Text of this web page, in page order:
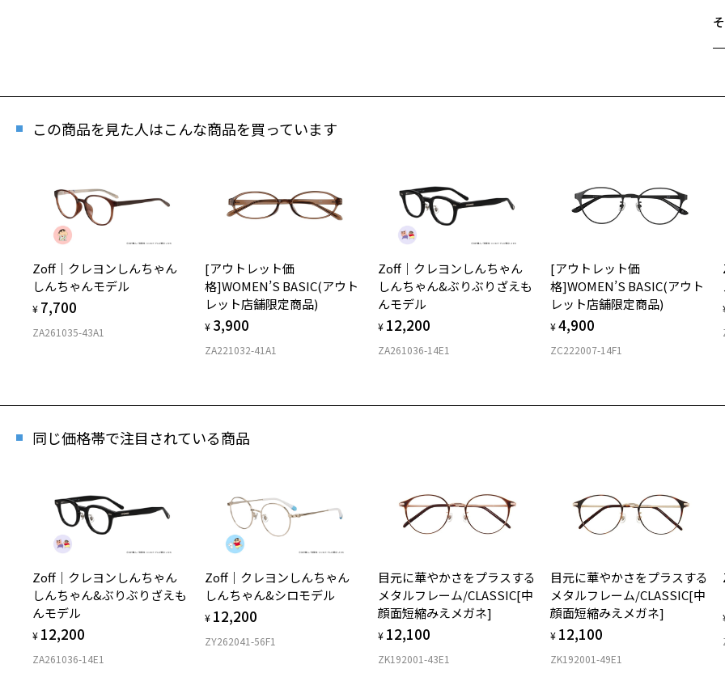
商品詳細ページへ
「再入荷お知らせメール」はZoffオンラインストア会員さまのみ対象となります。
軽さと機能性を兼ね備えた1本/FLIP UP(跳ね上げ式メガネ)
※商品が再入荷された際にメールでお知らせします。
※本サービスは商品の購入をお約束するものではありません。
※「再入荷お知らせメール」はZoffオンラインストアで取り扱っている商品が対象となります。
※人気商品に関しては、メール配信後、即完売する場合がございます。
この商品を見た人はこんな商品を買っています
Zoff｜クレヨンしんちゃん
しんちゃんモデル
¥ 7,700
ZA261035-43A1
[アウトレット価
格]WOMEN’S BASIC(アウト
レット店舗限定商品)
¥ 3,900
ZA221032-41A1
Zoff｜クレヨンしんちゃん
しんちゃん&ぶりぶりざえも
んモデル
¥ 12,200
ZA261036-14E1
[アウトレット価
格]WOMEN’S BASIC(アウト
レット店舗限定商品)
¥4,900
ZC222007-14F1
同じ価格帯で注目されている商品
Zoff｜クレヨンしんちゃん
しんちゃん&ぶりぶりざえも
んモデル
¥ 12,200
ZA261036-14E1
Zoff｜クレヨンしんちゃん
しんちゃん&シロモデル
¥ 12,200
ZY262041-56F1
目元に華やかさをプラスする
メタルフレーム/CLASSIC[中
顔面短縮みえメガネ]
¥ 12,100
ZK192001-43E1
目元に華やかさをプラスする
メタルフレーム/CLASSIC[中
顔面短縮みえメガネ]
¥ 12,100
ZK192001-49E1